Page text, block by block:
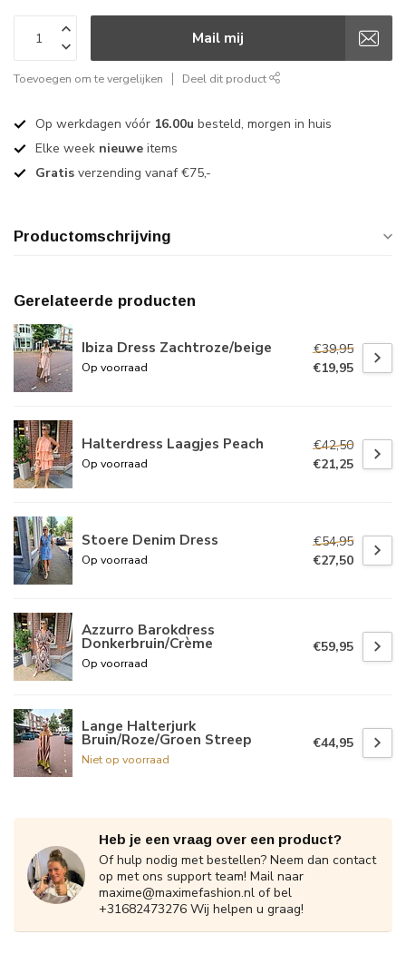
Mail mij
Toevoegen om te vergelijken Deel dit product
Op werkdagen vóór 16.00u besteld, morgen in huis
Elke week nieuwe items
Gratis verzending vanaf €75,-
Productomschrijving
Gerelateerde producten
Ibiza Dress Zachtroze/beige
Op voorraad
€39,95
€19,95
Halterdress Laagjes Peach
Op voorraad
€42,50
€21,25
Stoere Denim Dress
Op voorraad
€54,95
€27,50
Azzurro Barokdress
Donkerbruin/Crème
Op voorraad
€59,95
Lange Halterjurk
Bruin/Roze/Groen Streep
Niet op voorraad
€44,95
Heb je een vraag over een product?
Of hulp nodig met bestellen? Neem dan contact
op met ons support team! Mail naar
maxime@maximefashion.nl of bel
+31682473276 Wij helpen u graag!